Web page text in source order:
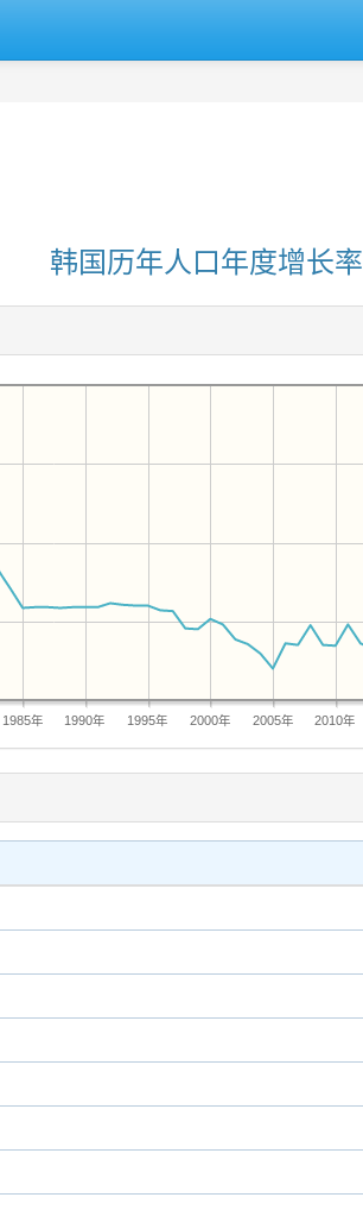
韩国历年人口年度增长率
1985年 1990年 1995年 2000年 2005年 2010年